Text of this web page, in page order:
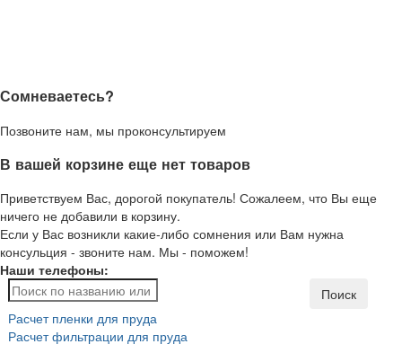
Сомневаетесь?
Позвоните нам, мы проконсультируем
В вашей корзине еще нет товаров
Приветствуем Вас, дорогой покупатель! Сожалеем, что Вы еще
ничего не добавили в корзину.
Если у Вас возникли какие-либо сомнения или Вам нужна
консульция - звоните нам. Мы - поможем!
Наши телефоны:
Поиск
Расчет пленки для пруда
Расчет фильтрации для пруда